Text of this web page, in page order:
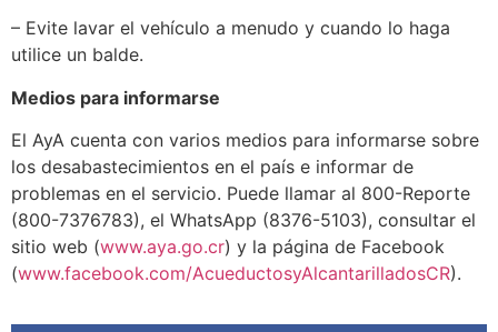
– Evite lavar el vehículo a menudo y cuando lo haga
utilice un balde.
Medios para informarse
El AyA cuenta con varios medios para informarse sobre
los desabastecimientos en el país e informar de
problemas en el servicio. Puede llamar al 800-Reporte
(800-7376783), el WhatsApp (8376-5103), consultar el
sitio web (www.aya.go.cr) y la página de Facebook
(www.facebook.com/AcueductosyAlcantarilladosCR).